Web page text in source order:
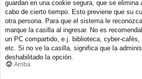
guardan en una cookie segura, que se elimina
cabo de cierto tiempo. Esto previene que su
otra persona. Para que el sistema le
marque la casilla al ingresar. No es
un PC compartido, e.j. biblioteca, cyber-
etc. Si no ve la casilla, significa que la
deshabilitado la opción.
Arriba